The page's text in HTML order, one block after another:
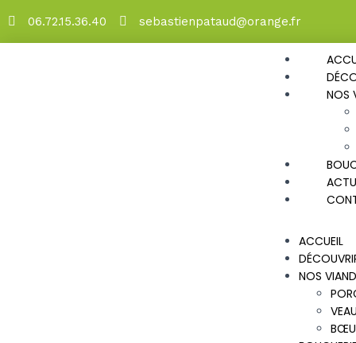
06.72.15.36.40 sebastienpataud@orange.fr
NOS
ACCUEIL
NOS